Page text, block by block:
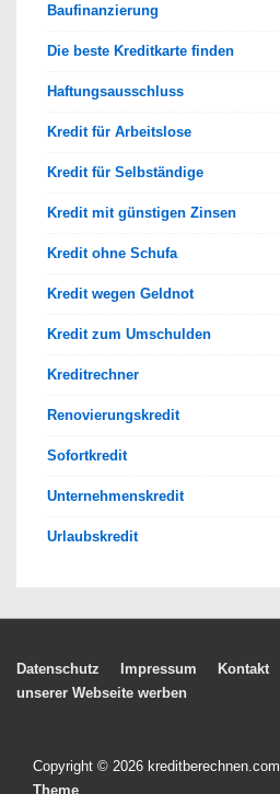
Baufinanzierung
Die beste Kreditkarte finden
Haftungsausschluss
Kredit für Arbeitslose
Kredit für Selbständige
Kredit mit günstigen Zinsen
Kredit ohne Schufa
Kredit wegen Geldnot
Kredit zum Umschulden
Kreditrechner
Renovierungskredit
Sofortkredit
Unternehmenskredit
Urlaubskredit
Footer-
Datenschutz Impressum Kontakt
unserer Webseite werben
Copyright © 2026 kreditberechnen.com
Theme